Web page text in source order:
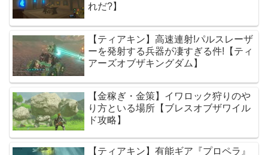
れだ?】
【ティアキン】高速連射!パルスレーザ
ーを発射する兵器が凄すぎる件!【ティ
アーズオブザキングダム】
【金稼ぎ・金策】イワロック狩りのや
り方といる場所【ブレスオブザワイル
ド攻略】
【ティアキン】有能ギア『プロペラ』